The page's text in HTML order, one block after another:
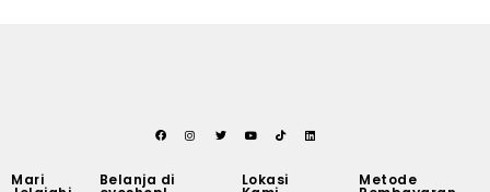
Mari Belanja di Lokasi Metode